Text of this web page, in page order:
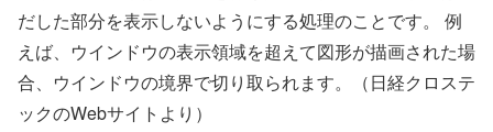
だした部分を表示しないようにする処理のことです。 例
えば、ウインドウの表示領域を超えて図形が描画された場
合、ウインドウの境界で切り取られます。（日経クロステ
ックのWebサイトより）